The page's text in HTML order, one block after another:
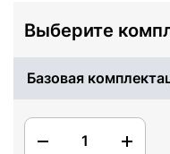
Выберите
Базовая
1